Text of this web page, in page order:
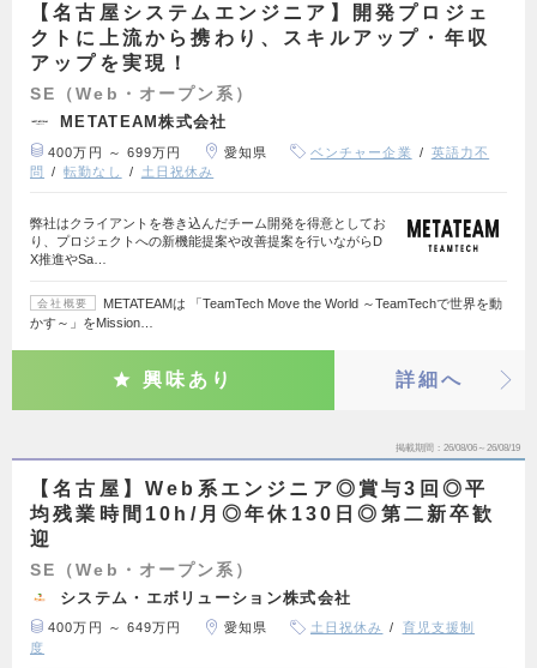
【名古屋システムエンジニア】開発プロジェ
クトに上流から携わり、スキルアップ・年収
アップを実現！
SE（Web・オープン系）
METATEAM株式会社
400万円 ～ 699万円 愛知県 ベンチャー企業
英語力不
問
転勤なし 土日祝休み
弊社はクライアントを巻き込んだチーム開発を得意としてお
り、プロジェクトへの新機能提案や改善提案を行いながらD
X推進やSa…
会社概要
METATEAMは 「TeamTech Move the World ～TeamTechで世界を動
かす～」をMission…
興味あり 詳細へ
掲載期間 26/08/06～26/08/19
【名古屋】Web系エンジニア◎賞与3回◎平
均残業時間10h/月◎年休130日◎第二新卒歓
迎
SE（Web・オープン系）
システム・エボリューション株式会社
400万円 ～ 649万円 愛知県 土日祝休み
育児支援制
度